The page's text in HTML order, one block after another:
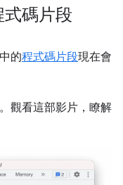
碼片段
的程式碼片段現在會
觀看這部影片，瞭解